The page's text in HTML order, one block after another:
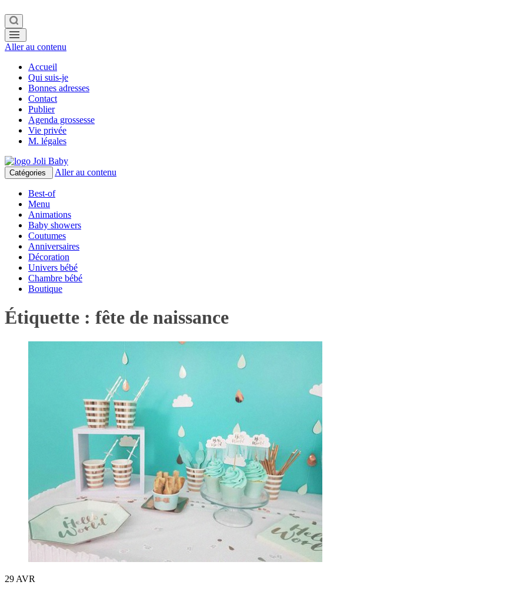
Aller au contenu
Accueil
Qui suis-je
Bonnes adresses
Contact
Publier
Agenda grossesse
Vie privée
M. légales
Catégories Aller au contenu
Best-of
Menu
Animations
Baby showers
Coutumes
Anniversaires
Décoration
Univers bébé
Chambre bébé
Boutique
Étiquette : fête de naissance
29 AVR